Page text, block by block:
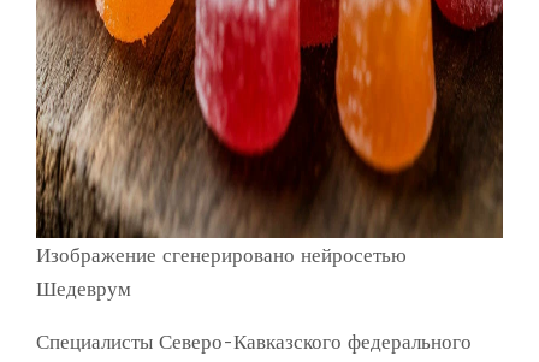
Изображение сгенерировано нейросетью
Шедеврум
Специалисты Северо-Кавказского федерального